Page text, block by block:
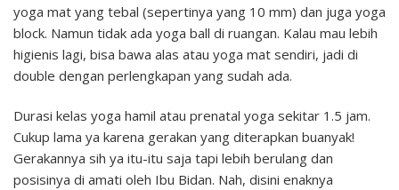
yoga mat yang tebal (sepertinya yang 10 mm) dan juga yoga
block. Namun tidak ada yoga ball di ruangan. Kalau mau lebih
higienis lagi, bisa bawa alas atau yoga mat sendiri, jadi di
double dengan perlengkapan yang sudah ada.
Durasi kelas yoga hamil atau prenatal yoga sekitar 1.5 jam.
Cukup lama ya karena gerakan yang diterapkan buanyak!
Gerakannya sih ya itu-itu saja tapi lebih berulang dan
posisinya di amati oleh Ibu Bidan. Nah, disini enaknya